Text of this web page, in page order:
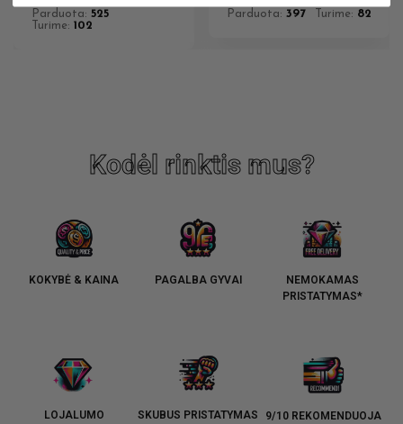
Parduota: 525
Turime: 102
Parduota: 397 Turime: 82
Kodėl rinktis mus?
KOKYBĖ & KAINA PAGALBA GYVAI
NEMOKAMAS
PRISTATYMAS*
LOJALUMO
SKUBUS PRISTATYMAS 9/10 REKOMENDUOJA